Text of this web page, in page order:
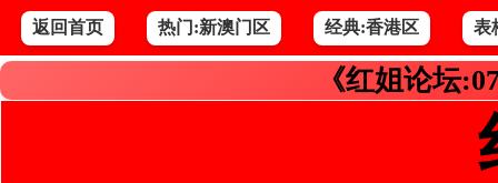
返回首页 热门:新澳门区 经典:香港区 表
《红姐论坛